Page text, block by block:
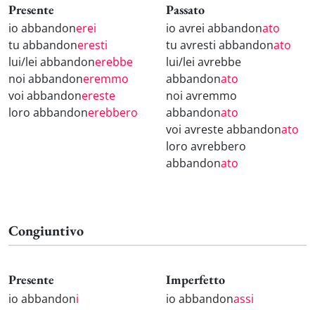
Presente
io abbandonerei
tu abbandoneresti
lui/lei abbandonerebbe
noi abbandoneremmo
voi abbandonereste
loro abbandonerebbero
Passato
io avrei abbandonato
tu avresti abbandonato
lui/lei avrebbe
abbandonato
noi avremmo
abbandonato
voi avreste abbandonato
loro avrebbero
abbandonato
Congiuntivo
Presente
io abbandoni
Imperfetto
io abbandonassi